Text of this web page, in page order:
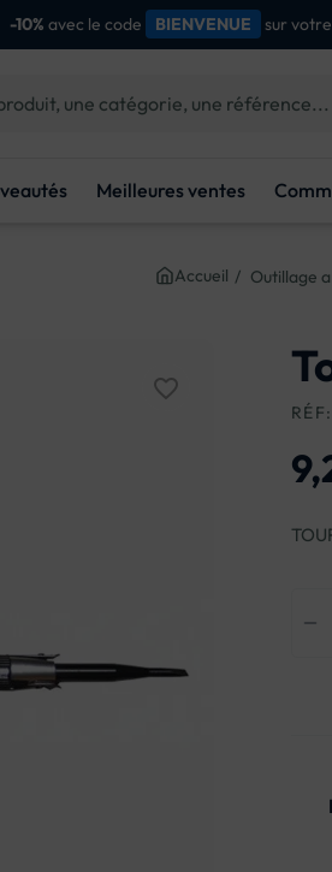
Livraison gratuitedès 100€
Meilleures ventes
Accueil Outillage
favorite_border